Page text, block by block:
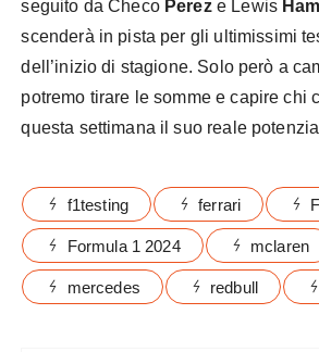
seguito da Checo Perez e Lewis
scenderà in pista per gli ultimissimi
dell’inizio di stagione. Solo però a
potremo tirare le somme e capire chi
questa settimana il suo reale
f1testing ferrari
Formula 1 2024 mclaren
mercedes redbull